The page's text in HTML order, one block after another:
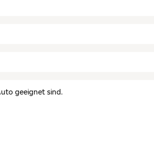
geeignet sind.